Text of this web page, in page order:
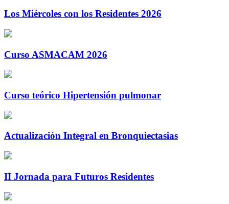
Los Miércoles con los Residentes 2026
Curso ASMACAM 2026
Curso teórico Hipertensión pulmonar
Actualización Integral en Bronquiectasias
II Jornada para Futuros Residentes